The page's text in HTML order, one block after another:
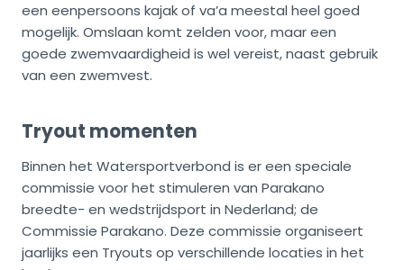
een eenpersoons kajak of va’a meestal heel goed
mogelijk. Omslaan komt zelden voor, maar een
goede zwemvaardigheid is wel vereist, naast gebruik
van een zwemvest.
Tryout momenten
Binnen het Watersportverbond is er een speciale
commissie voor het stimuleren van Parakano
breedte- en wedstrijdsport in Nederland; de
Commissie Parakano. Deze commissie organiseert
jaarlijks een Tryouts op verschillende locaties in het